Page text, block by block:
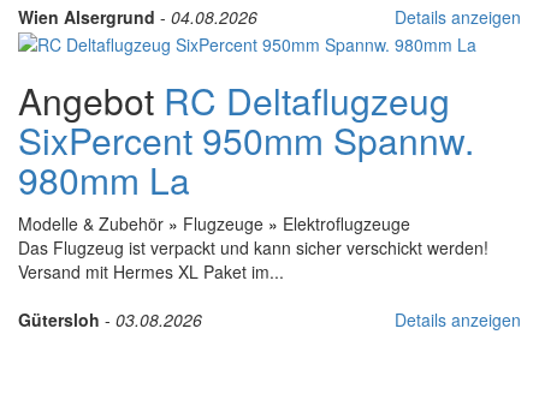
Wien Alsergrund - 04.08.2026 Details anzeigen
Angebot RC Deltaflugzeug
SixPercent 950mm Spannw.
980mm La
Modelle & Zubehör » Flugzeuge » Elektroflugzeuge
Das Flugzeug ist verpackt und kann sicher verschickt werden!
Versand mit Hermes XL Paket im...
Gütersloh - 03.08.2026 Details anzeigen